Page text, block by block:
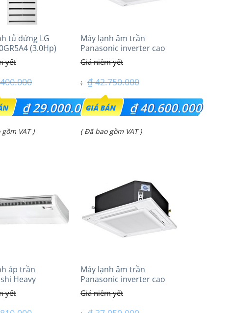
tủ đứng LG
(3.0Hp)
₫29.000.000
VAT )
Máy lạnh âm trần
Panasonic inverter cao
cấp (5.0Hp) S-
3448PU3HA/U-43PRH1H5
₫42.750.000
Giá
là:
₫40.600.000
Giá
( Đã bao gồm VAT )
áp trần
Heavy
(5.0Hp) Cao
Máy lạnh âm trần
Panasonic inverter cao
cấp (4.0Hp) S-
3448PU3HA/U-34PRH1H5